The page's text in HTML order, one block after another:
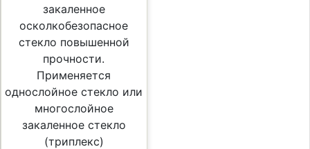
закаленное
осколкобезопасное
стекло повышенной
прочности.
Применяется
однослойное стекло или
многослойное
закаленное стекло
(триплекс)